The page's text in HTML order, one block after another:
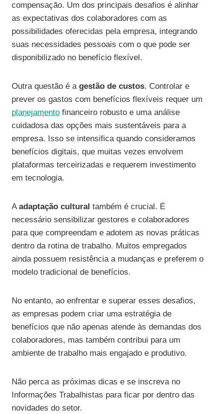
compensação. Um dos principais desafios é alinhar
as expectativas dos colaboradores com as
possibilidades oferecidas pela empresa, integrando
suas necessidades pessoais com o que pode ser
disponibilizado no benefício flexível.
Outra questão é a gestão de custos. Controlar e
prever os gastos com benefícios flexíveis requer um
planejamento financeiro robusto e uma análise
cuidadosa das opções mais sustentáveis para a
empresa. Isso se intensifica quando consideramos
benefícios digitais, que muitas vezes envolvem
plataformas terceirizadas e requerem investimento
em tecnologia.
Aadaptação cultural também é crucial. É
necessário sensibilizar gestores e colaboradores
para que compreendam e adotem as novas práticas
dentro da rotina de trabalho. Muitos empregados
ainda possuem resistência a mudanças e preferem o
modelo tradicional de benefícios.
No entanto, ao enfrentar e superar esses desafios,
as empresas podem criar uma estratégia de
benefícios que não apenas atende às demandas dos
colaboradores, mas também contribui para um
ambiente de trabalho mais engajado e produtivo.
Não perca as próximas dicas e se inscreva no
Informações Trabalhistas para ficar por dentro das
novidades do setor.